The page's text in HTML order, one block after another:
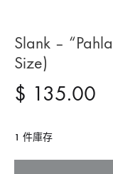
Slank –
Size)
$ 135.00
1 件庫存